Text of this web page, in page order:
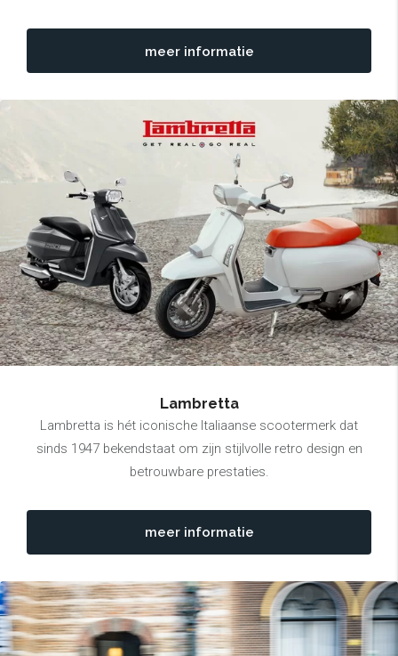
meer informatie
Lambretta
Lambretta is hét iconische Italiaanse scootermerk dat
sinds 1947 bekendstaat om zijn stijlvolle retro design en
betrouwbare prestaties.
meer informatie